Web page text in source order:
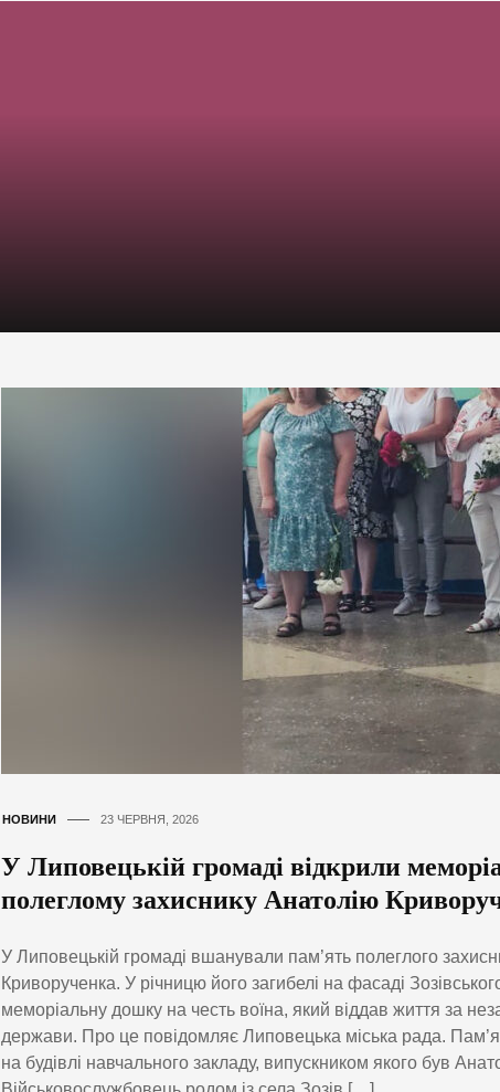
НОВИНИ 23 ЧЕРВНЯ, 2026
У Липовецькій громаді відкрили
полеглому захиснику Анатолію
У Липовецькій громаді вшанували пам’ять полеглого
Криворученка. У річницю його загибелі на фасаді
меморіальну дошку на честь воїна, який віддав життя за
держави. Про це повідомляє Липовецька міська рада.
на будівлі навчального закладу, випускником якого був